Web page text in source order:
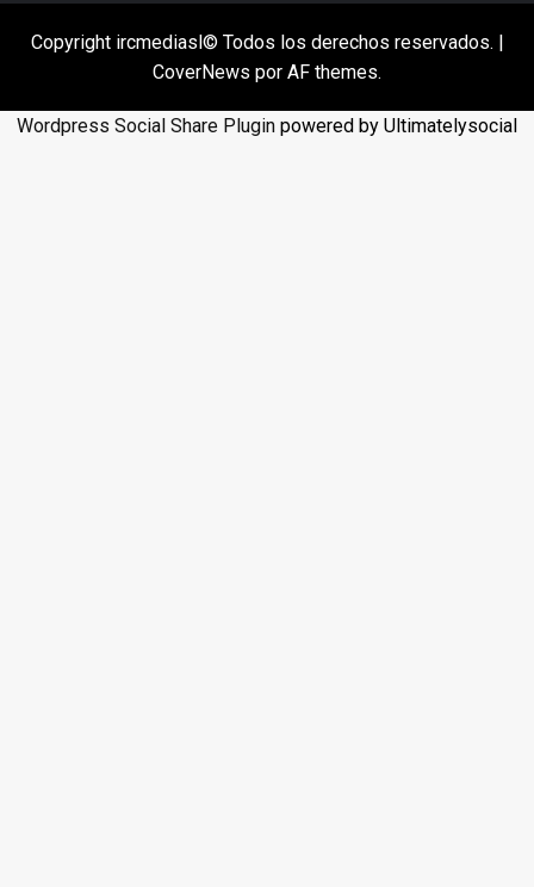
Copyright ircmediasl© Todos los derechos reservados. |
CoverNews por AF themes.
Wordpress Social Share Plugin powered by Ultimatelysocial